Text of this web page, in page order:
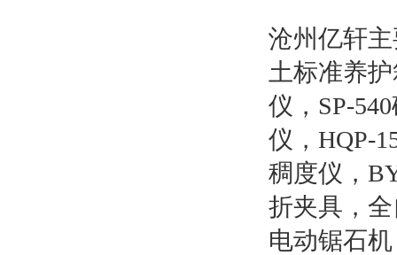
沧州亿轩
土标准养
仪，SP-
仪，HQP-
稠度仪，
折夹具，
电动锯石